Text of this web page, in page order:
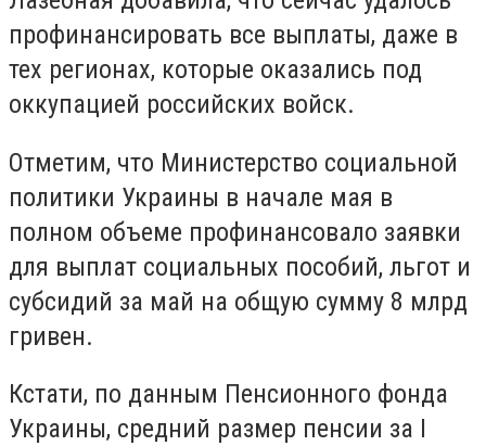
профинансировать все выплаты, даже в
тех регионах, которые оказались под
оккупацией российских войск.
Отметим, что Министерство социальной
политики Украины в начале мая в
полном объеме профинансовало заявки
для выплат социальных пособий, льгот и
субсидий за май на общую сумму 8 млрд
гривен.
Кстати, по данным Пенсионного фонда
Украины, средний размер пенсии за I